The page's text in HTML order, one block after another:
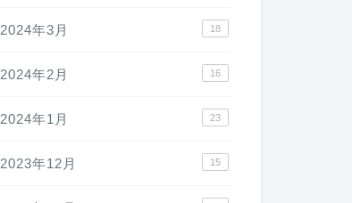
2024年3月 18
2024年2月 16
2024年1月 23
2023年12月 15